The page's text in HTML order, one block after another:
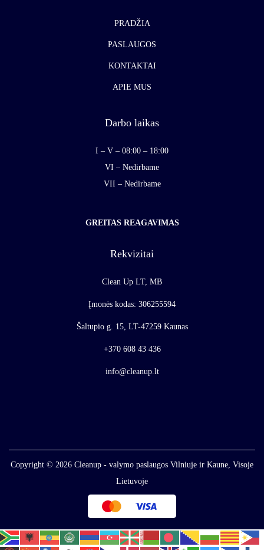
PRADŽIA
PASLAUGOS
KONTAKTAI
APIE MUS
Darbo laikas
I – V – 08:00 – 18:00
VI – Nedirbame
VII – Nedirbame
GREITAS REAGAVIMAS
Rekvizitai
Clean Up LT, MB
Įmonės kodas: 306255594
Šaltupio g. 15, LT-47259 Kaunas
+370 608 43 436
info@cleanup.lt
Copyright © 2026 Cleanup - valymo paslaugos Vilniuje ir Kaune, Visoje
Lietuvoje